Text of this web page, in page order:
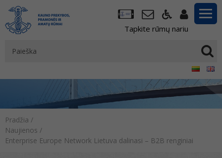
Tapkite rūmų nariu
Pradžia /
Naujienos /
Enterprise Europe Network Lietuva dalinasi – B2B renginiai